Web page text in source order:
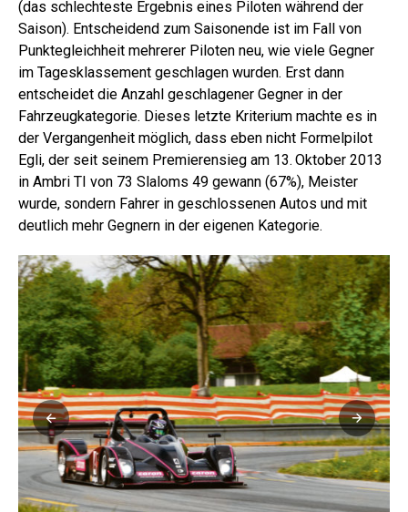
(das schlechteste Ergebnis eines Piloten während der
Saison). Entscheidend zum Saisonende ist im Fall von
Punktegleichheit mehrerer Piloten neu, wie viele Gegner
im Tagesklassement geschlagen wurden. Erst dann
entscheidet die Anzahl geschlagener Gegner in der
Fahrzeugkategorie. Dieses letzte Kriterium machte es in
der Vergangenheit möglich, dass eben nicht Formelpilot
Egli, der seit seinem Premierensieg am 13. Oktober 2013
in Ambri TI von 73 Slaloms 49 gewann (67%), Meister
wurde, sondern Fahrer in geschlossenen Autos und mit
deutlich mehr Gegnern in der eigenen Kategorie.